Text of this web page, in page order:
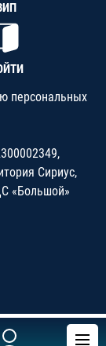
персональных
Сириус,
«Большой»